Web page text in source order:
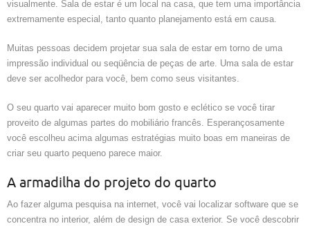
visualmente. Sala de estar é um local na casa, que tem uma importância
extremamente especial, tanto quanto planejamento está em causa.
Muitas pessoas decidem projetar sua sala de estar em torno de uma
impressão individual ou seqüência de peças de arte. Uma sala de estar
deve ser acolhedor para você, bem como seus visitantes.
O seu quarto vai aparecer muito bom gosto e eclético se você tirar
proveito de algumas partes do mobiliário francês. Esperançosamente
você escolheu acima algumas estratégias muito boas em maneiras de
criar seu quarto pequeno parece maior.
A armadilha do projeto do quarto
Ao fazer alguma pesquisa na internet, você vai localizar software que se
concentra no interior, além de design de casa exterior. Se você descobrir